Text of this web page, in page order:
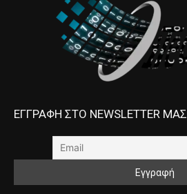
ΕΓΓΡΑΦΗ ΣΤΟ NEWSLETTER ΜΑΣ